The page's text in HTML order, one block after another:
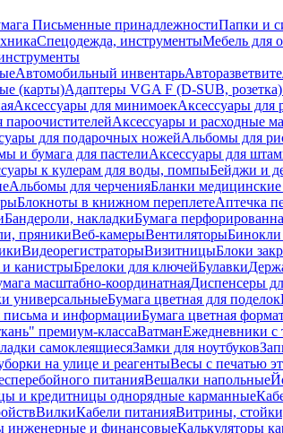
Письменные принадлежностиПапки и
Спецодежда, инструментыМебель для
Автомобильный инвентарь
(карты)Адаптеры VGA F (D-SUB,
Аксессуары для минимоекАксессуары для
Аксессуары и расходные
для подарочных ножейАльбомы для
и бумага для пастелиАксессуары для
к кулерам для воды, помпыБейджи и
Альбомы для черченияБланки медицинские
Блокноты в книжном переплетеАптечка
Бандероли, накладкиБумага
пряникиВеб-камерыВентиляторыБинокли
ВидеорегистраторыВизитницыБлоки
канистрыБрелоки для ключейБулавки
масштабно-координатнаяДиспенсеры
универсальныеБумага цветная для поделок
письма и информацииБумага цветная
премиум-классаВатманЕжедневники с
самоклеящиесяЗамки для ноутбуков
на улице и реагентыВесы с печатью
питанияВешалки напольные
и кредитницы однорядные карманные
ВилкиКабели питанияВитрины,
инженерные и финансовыеКалькуляторы